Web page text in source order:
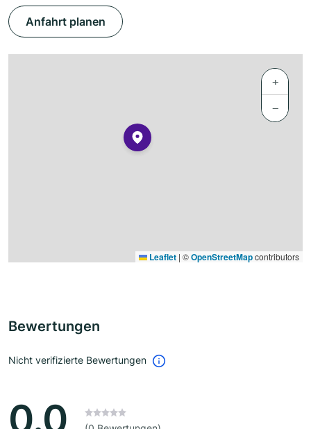
Anfahrt planen
+
−
Leaflet | ©OpenStreetMapcontributors
Bewertungen
Nicht verifizierte Bewertungen
0.0